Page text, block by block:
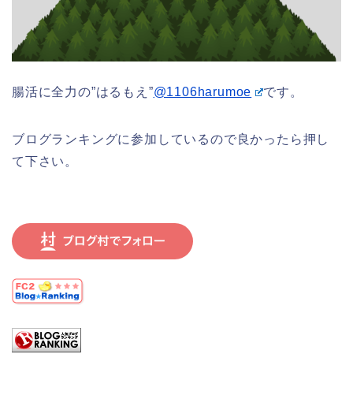
腸活に全力の”はるもえ”@1106harumoe です。
ブログランキングに参加しているので良かったら押し
て下さい。